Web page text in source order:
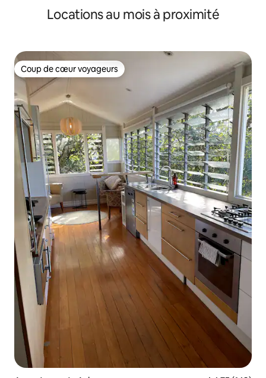
Locations au mois à proximité
Coup de cœur voyageurs
Coup de cœur voyageurs